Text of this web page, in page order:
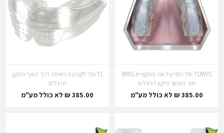
T1BWS-סד המייעל את פונקציית BWS
תוך המשך תיקון הרגלים
385.00 ₪ לא כולל מע"מ
T1-סד לקביעת נשימה דרך האף ותיקון
הרגלים
385.00 ₪ לא כולל מע"מ